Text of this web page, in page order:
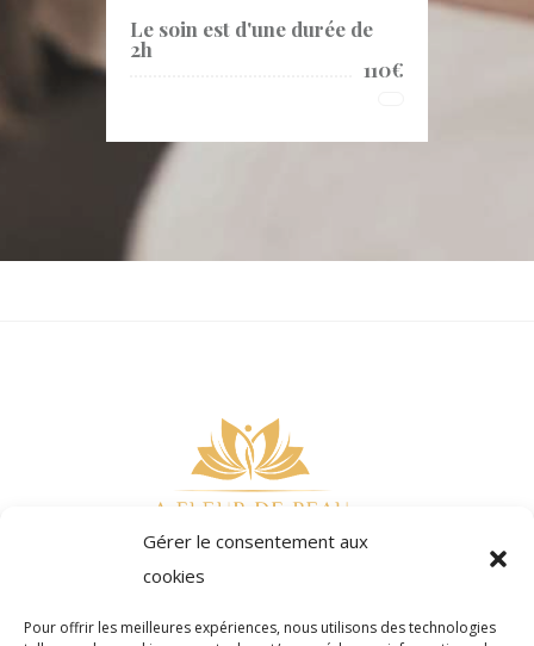
Gérer le consentement aux
cookies
Pour offrir les meilleures expériences, nous utilisons des technologies
Le soin est d'une durée de
2h
110€